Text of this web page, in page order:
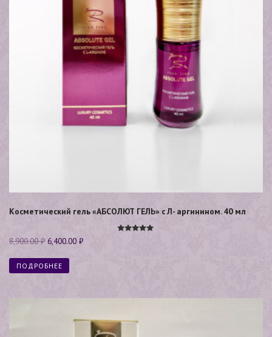
Косметический гель «АБСОЛЮТ ГЕЛЬ» с Л- аргинином. 40 мл
8,900.00₽ 6,400.00 ₽
ПОДРОБНЕЕ